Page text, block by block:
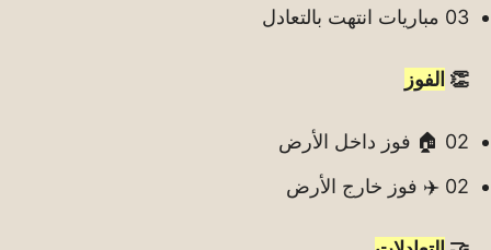
03 مباريات انتهت بالتعادل
👏 الفوز
02 🏠 فوز داخل الأرض
02 ✈️ فوز خارج الأرض